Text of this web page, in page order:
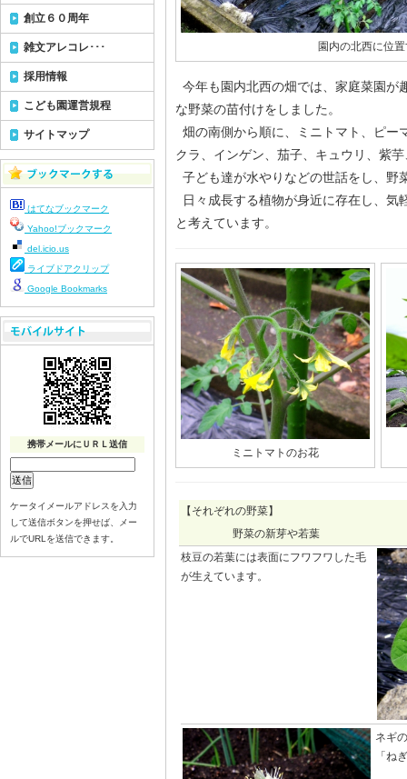
園内の北西に位
今年も園内北西の畑では、家庭菜園が
な野菜の苗付けをしました。
畑の南側から順に、ミニトマト、ピー
クラ、インゲン、茄子、キュウリ、紫
子ども達が水やりなどの世話をし、野
日々成長する植物が身近に存在し、気
と考えています。
ミニトマトのお花
【それぞれの野菜】
野菜の新芽や若葉
枝豆の若葉には表面にフワフワした毛
が生えています。
ネギ
「ね
創立６０周年
雑文アレコレ･･･
採用情報
こども園運営規程
サイトマップ
はてなブックマーク
Yahoo!ブックマーク
del.icio.us
ライブドアクリップ
Google Bookmarks
携帯メールにＵＲＬ送信
ケータイメールアドレスを入力
して送信ボタンを押せば、メー
ルでURLを送信できます。